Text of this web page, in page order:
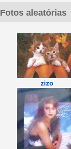
Fotos aleatórias
zizo